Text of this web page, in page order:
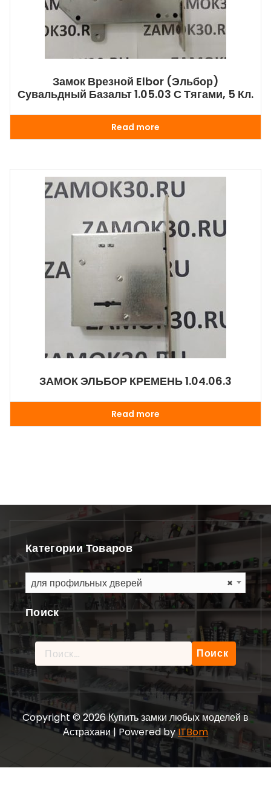
Замок Врезной Elbor (Эльбор)
Сувальдный Базальт 1.05.03 С Тягами, 5 Кл.
Read more
ЗАМОК ЭЛЬБОР КРЕМЕНЬ 1.04.06.3
Read more
Категории Товаров
×
для профильных дверей
Поиск
Найти:
Copyright © 2026 Купить замки любых моделей в
Астрахани | Powered byITBom